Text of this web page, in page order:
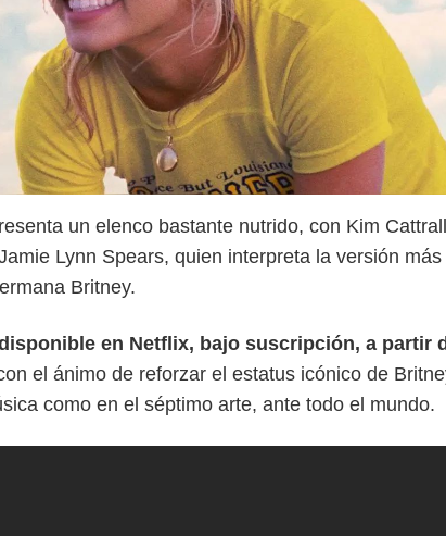
un elenco bastante nutrido, con Kim
Lynn Spears, quien interpreta la versión más
Britney.
en Netflix, bajo suscripción, a partir
el ánimo de reforzar el estatus icónico de
como en el séptimo arte, ante todo el mundo.